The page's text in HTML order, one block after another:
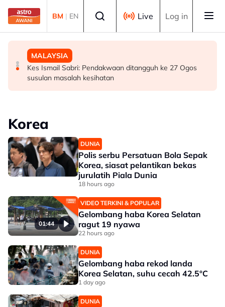
Skip to main content
BM | EN Live Log in
BISNES
Bursa Malaysia dibuka rendah, menjejaki penyusutan
semalaman Wall Street
MALAYSIA
Bekas Ketua Hakim Negara Tun Mohamed Eusoff Chin
meninggal dunia pada usia 91 tahun
MALAYSIA
Kes Ismail Sabri: Pendakwaan ditangguh ke 27 Ogos
susulan masalah kesihatan
Korea
DUNIA
Polis serbu Persatuan Bola Sepak
Korea, siasat pelantikan bekas
jurulatih Piala Dunia
18 hours ago
01:44
VIDEO TERKINI & POPULAR
Gelombang haba Korea Selatan
ragut 19 nyawa
22 hours ago
DUNIA
Gelombang haba rekod landa
Korea Selatan, suhu cecah 42.5°C
1 day ago
DUNIA